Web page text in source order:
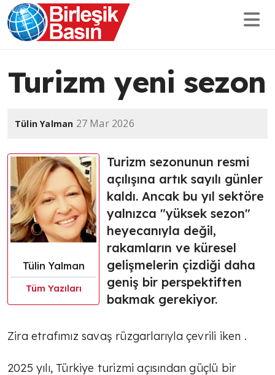
Turizm yeni sezon
Tülin Yalman 27 Mar 2026
Tülin Yalman
Tüm Yazıları
Turizm sezonunun resmi
açılışına artık sayılı günler
kaldı. Ancak bu yıl sektöre
yalnızca "yüksek sezon"
heyecanıyla değil,
rakamların ve küresel
gelişmelerin çizdiği daha
geniş bir perspektiften
bakmak gerekiyor.
Zira etrafımız savaş rüzgarlarıyla çevrili iken .
2025 yılı, Türkiye turizmi açısından güçlü bir